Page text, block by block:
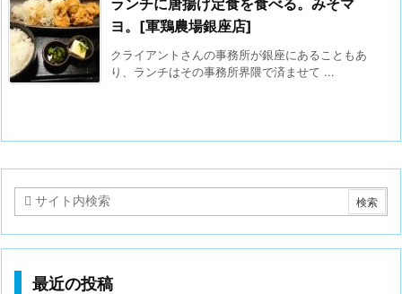
ヨ。[軍鶏農場銀座店]
クライアントさんの事務所が銀座にあることもあ
り、ランチはその事務所界隈で済ませて ...
最近の投稿